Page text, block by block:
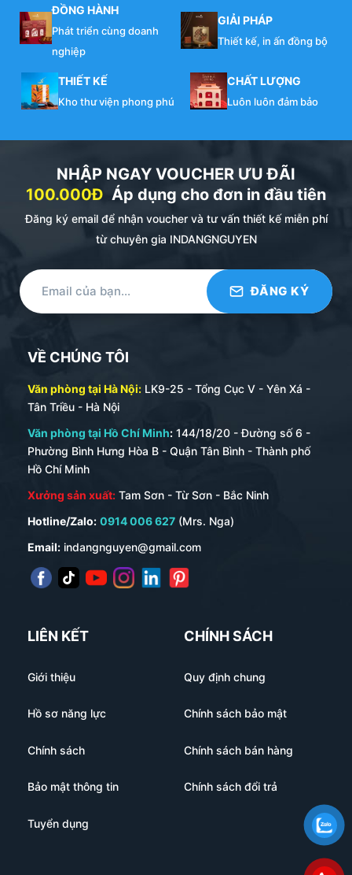
ĐỒNG HÀNH
Phát triển cùng doanh
nghiệp
GIẢI PHÁP
Thiết kế, in ấn đồng bộ
THIẾT KẾ
Kho thư viện phong phú
CHẤT LƯỢNG
Luôn luôn đảm bảo
NHẬP NGAY VOUCHER ƯU ĐÃI
100.000Đ Áp dụng cho đơn in đầu tiên
Đăng ký email để nhận voucher và tư vấn thiết kế miễn phí
từ chuyên gia INDANGNGUYEN
VỀ CHÚNG TÔI
Văn phòng tại Hà Nội: LK9-25 - Tổng Cục V - Yên Xá -
Tân Triều - Hà Nội
Văn phòng tại Hồ Chí Minh: 144/18/20 - Đường số 6 -
Phường Bình Hưng Hòa B - Quận Tân Bình - Thành phố
Hồ Chí Minh
Xưởng sản xuất: Tam Sơn - Từ Sơn - Bắc Ninh
Hotline/Zalo: 0914 006 627 (Mrs. Nga)
Email: indangnguyen@gmail.com
LIÊN KẾT
Giới thiệu
Hồ sơ năng lực
Chính sách
Bảo mật thông tin
Tuyển dụng
CHÍNH SÁCH
Quy định chung
Chính sách bảo mật
Chính sách bán hàng
Chính sách đổi trả